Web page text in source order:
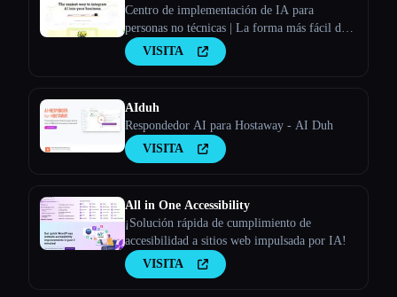
Centro de implementación de IA para
personas no técnicas | La forma más fácil de
integrar la IA en tu negocio
VISITA
AIduh
Respondedor AI para Hostaway - AI Duh
VISITA
All in One Accessibility
¡Solución rápida de cumplimiento de
accesibilidad a sitios web impulsada por IA!
VISITA